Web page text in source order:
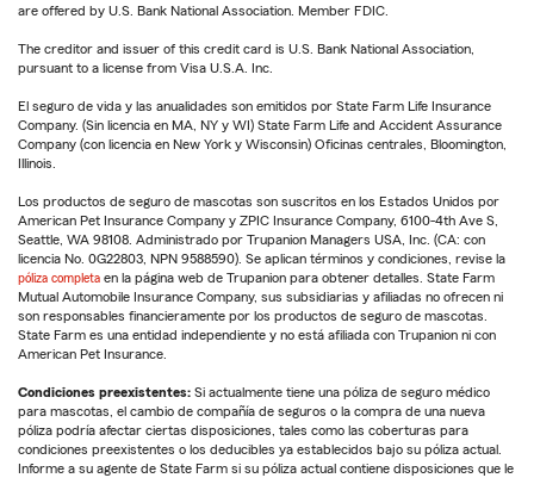
are offered by U.S. Bank National Association. Member FDIC.
The creditor and issuer of this credit card is U.S. Bank National Association,
pursuant to a license from Visa U.S.A. Inc.
El seguro de vida y las anualidades son emitidos por State Farm Life Insurance
Company. (Sin licencia en MA, NY y WI) State Farm Life and Accident Assurance
Company (con licencia en New York y Wisconsin) Oficinas centrales, Bloomington,
Illinois.
Los productos de seguro de mascotas son suscritos en los Estados Unidos por
American Pet Insurance Company y ZPIC Insurance Company, 6100-4th Ave S,
Seattle, WA 98108. Administrado por Trupanion Managers USA, Inc. (CA: con
licencia No. 0G22803, NPN 9588590). Se aplican términos y condiciones, revise la
póliza completa en la página web de Trupanion para obtener detalles. State Farm
Mutual Automobile Insurance Company, sus subsidiarias y afiliadas no ofrecen ni
son responsables financieramente por los productos de seguro de mascotas.
State Farm es una entidad independiente y no está afiliada con Trupanion ni con
American Pet Insurance.
Condiciones preexistentes: Si actualmente tiene una póliza de seguro médico
para mascotas, el cambio de compañía de seguros o la compra de una nueva
póliza podría afectar ciertas disposiciones, tales como las coberturas para
condiciones preexistentes o los deducibles ya establecidos bajo su póliza actual.
Informe a su agente de State Farm si su póliza actual contiene disposiciones que le